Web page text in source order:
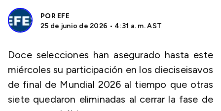
POR EFE
25 de junio de 2026 • 4:31 a. m. AST
Doce selecciones han asegurado hasta este
miércoles su participación en los dieciseisavos
de final de Mundial 2026 al tiempo que otras
siete quedaron eliminadas al cerrar la fase de